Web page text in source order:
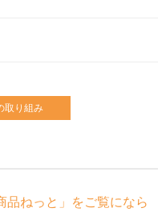
取り組み
品ねっと」をご覧になら